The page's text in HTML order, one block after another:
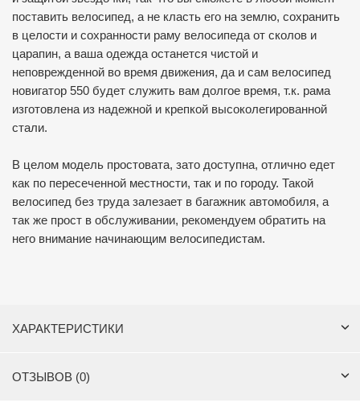
поставить велосипед, а не класть его на землю, сохранить
в целости и сохранности раму велосипеда от сколов и
царапин, а ваша одежда останется чистой и
неповрежденной во время движения, да и сам велосипед
новигатор 550 будет служить вам долгое время, т.к. рама
изготовлена из надежной и крепкой высоколегированной
стали.
В целом модель простовата, зато доступна, отлично едет
как по пересеченной местности, так и по городу. Такой
велосипед без труда залезает в багажник автомобиля, а
так же прост в обслуживании, рекомендуем обратить на
него внимание начинающим велосипедистам.
ХАРАКТЕРИСТИКИ
ОТЗЫВОВ (0)